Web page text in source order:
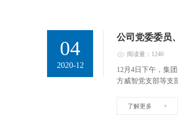
04
2020-12
公司党委委员
阅读量：1240
12月4日下午，集
方威智党支部等支
了解更多 >